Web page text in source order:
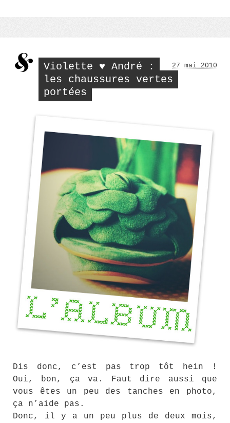
Violette ♥ André :
les chaussures vertes
portées
27 mai 2010
Dis donc, c’est pas trop tôt hein !
Oui, bon, ça va. Faut dire aussi que
vous êtes un peu des tanches en photo,
ça n’aide pas.
Donc, il y a un peu plus de deux mois,